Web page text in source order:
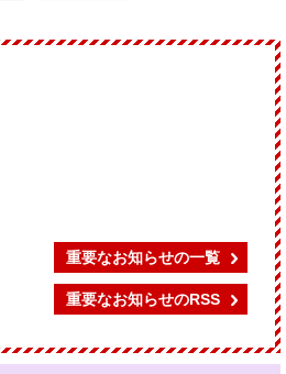
重要なお知らせの一覧
重要なお知らせのRSS